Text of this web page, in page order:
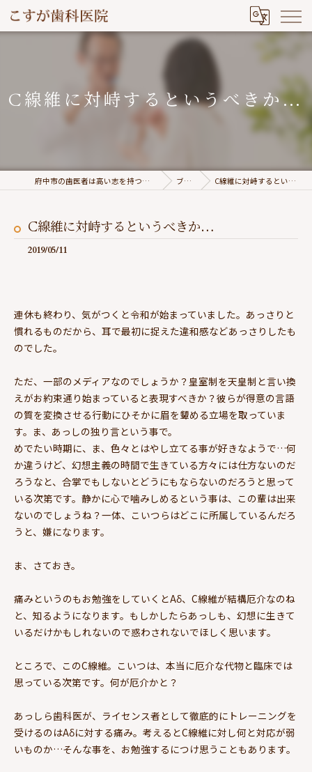
C線維に対峙するというべきか…
府中市の歯医者は高い志を持つこすが歯科医院 ブログ C線維に対峙するというべきか…
C線維に対峙するというべきか…
2019/05/11
連休も終わり、気がつくと令和が始まっていました。あっさりと
慣れるものだから、耳で最初に捉えた違和感などあっさりしたも
のでした。
ただ、一部のメディアなのでしょうか？皇室制を天皇制と言い換
えがお約束通り始まっていると表現すべきか？彼らが得意の言語
の質を変換させる行動にひそかに眉を顰める立場を取っていま
す。ま、あっしの独り言という事で。
めでたい時期に、ま、色々とはやし立てる事が好きなようで…何
か違うけど、幻想主義の時間で生きている方々には仕方ないのだ
ろうなと、合掌でもしないとどうにもならないのだろうと思って
いる次第です。静かに心で噛みしめるという事は、この輩は出来
ないのでしょうね？一体、こいつらはどこに所属しているんだろ
うと、嫌になります。
ま、さておき。
痛みというのもお勉強をしていくとAδ、C線維が結構厄介なのね
と、知るようになります。もしかしたらあっしも、幻想に生きて
いるだけかもしれないので惑わされないでほしく思います。
ところで、このC線維。こいつは、本当に厄介な代物と臨床では
思っている次第です。何が厄介かと？
あっしら歯科医が、ライセンス者として徹底的にトレーニングを
受けるのはAδに対する痛み。考えるとC線維に対し何と対応が弱
いものか…そんな事を、お勉強するにつけ思うこともあります。